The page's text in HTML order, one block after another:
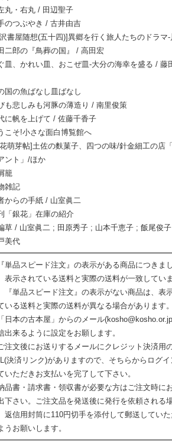
丸・右丸 / 田辺聖子
のつぶやき / 古井由吉
書屋随想(五十四)]異郷を行く旅人たちのドラマ-
二郎の『鳥葬の国』 / 高田宏
皿、かれい皿、おこぜ皿-大分の海幸を盛る / 藤
国の魚ばなし皿ばなし
も悲しみも河豚の薄造り / 南里俊策
に帆を上げて / 佐藤千香子
こそ!小さな面白博覧館へ
萌芽帖]土佐の麩菓子、四つの味/針金細工の店
ント」/ほか
籠
雑記
からの手紙 / 山室眞二
「銀花」在庫の紹介
草 / 山室眞二 ; 田原秀子 ; 山本千恵子 ; 飯尾俊
美代
単品スピード注文』の表示がある商品につきま
表示されている送料と実際の送料が一致していま
『単品スピード注文』の表示がない商品は、表
いる送料と実際の送料が異なる場合があります。
本の古本屋」からのメール
出来るように設定をお願します。
注文後にお送りするメールにクレジット決済用
決済リンク)がありますので、そちらからログイ
いただきお支払いを完了して下さい。
書・請求書・領収書が必要な方はご注文時に
下さい。ご注文品を発送後に発行を依頼される
返信用封筒に110円切手を添付して郵送してい
うお願いします。